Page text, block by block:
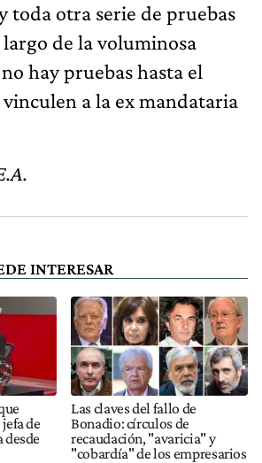
toda otra serie de pruebas
largo de la voluminosa
hay pruebas hasta el
a la ex mandataria
INTERESAR
de
Las claves del fallo de
Bonadio: círculos de
recaudación, "avaricia" y
"cobardía" de los empresarios